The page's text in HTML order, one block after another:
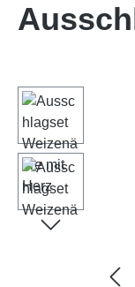
Bildergalerie